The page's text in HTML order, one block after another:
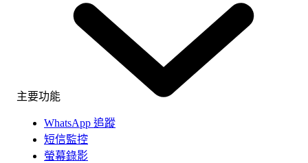
主要功能
WhatsApp 追蹤
短信監控
螢幕錄影